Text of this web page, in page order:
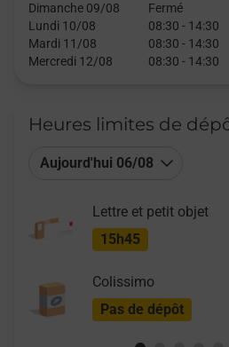
Dimanche 09/08
Fermé
Lundi 10/08
08:30 - 14:30
Mardi 11/08
08:30 - 14:30
Mercredi 12/08
08:30 - 14:30
Heures limites de
Aujourd'hui 06/08
Lettre et petit objet
15h45
Colissimo
Pas de dépôt